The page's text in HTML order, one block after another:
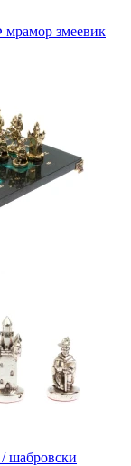
змеевик
шабровски